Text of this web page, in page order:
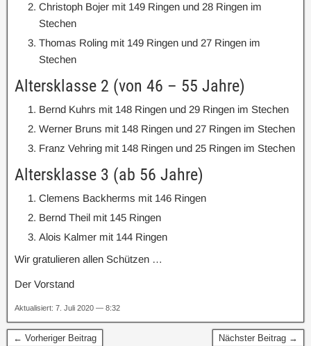
Christoph Bojer mit 149 Ringen und 28 Ringen im
Stechen
Thomas Roling mit 149 Ringen und 27 Ringen im
Stechen
Altersklasse 2 (von 46 – 55 Jahre)
Bernd Kuhrs mit 148 Ringen und 29 Ringen im Stechen
Werner Bruns mit 148 Ringen und 27 Ringen im Stechen
Franz Vehring mit 148 Ringen und 25 Ringen im Stechen
Altersklasse 3 (ab 56 Jahre)
Clemens Backherms mit 146 Ringen
Bernd Theil mit 145 Ringen
Alois Kalmer mit 144 Ringen
Wir gratulieren allen Schützen …
Der Vorstand
Aktualisiert: 7. Juli 2020 — 8:32
← Vorheriger Beitrag Nächster Beitrag →